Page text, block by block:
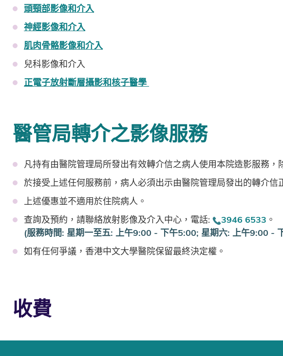
頭頸部影像和介入
神經影像和介入
肌肉骨骼影像和介入
兒科影像和介入
正電子放射斷層攝影和核子醫學
醫管局轉介之影像服務
凡持有由醫院管理局所發出有效轉介信之病人使用本院造影服務，
於接受上述任何服務前，病人必須出示由醫院管理局發出的轉介信
上述優惠並不適用於住院病人。
查詢及預約，請聯絡放射影像及介入中心，電話:
3946 6533 。
(服務時間: 星期一至五: 上午9:00 - 下午5:00; 星期六: 上午9:00 -
如有任何爭議，香港中文大學醫院保留最終決定權。
收費